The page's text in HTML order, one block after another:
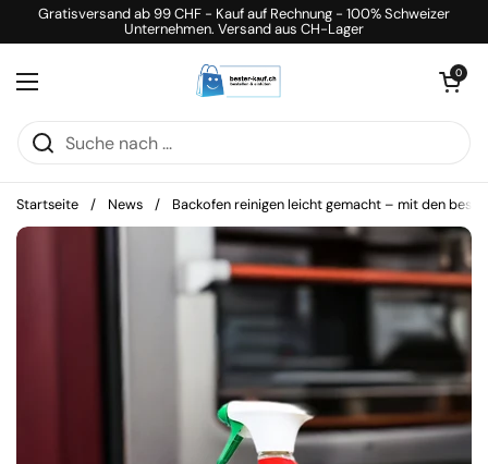
Zum Inhalt springen
Gratisversand ab 99 CHF - Kauf auf Rechnung - 100% Schweizer
Unternehmen. Versand aus CH-Lager
Menü öffnen
Warenkorb
0
Startseite / News / Backofen reinigen leicht gemacht – mit den